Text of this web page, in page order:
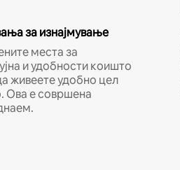
за изнајмување
места за
и удобности коишто
живеете удобно цел
Ова е совршена